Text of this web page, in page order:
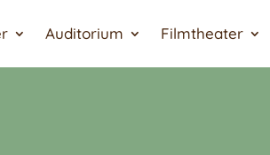
Auditorium Filmtheater